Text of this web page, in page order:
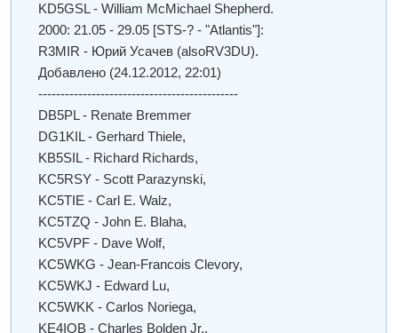
KD5GSL - William McMichael Shepherd.
2000: 21.05 - 29.05 [STS-? - "Atlantis"]:
R3MIR - Юрий Усачев (alsoRV3DU).
Добавлено (24.12.2012, 22:01)
---------------------------------------------
DB5PL - Renate Bremmer
DG1KIL - Gerhard Thiele,
KB5SIL - Richard Richards,
KC5RSY - Scott Parazynski,
KC5TIE - Carl E. Walz,
KC5TZQ - John E. Blaha,
KC5VPF - Dave Wolf,
KC5WKG - Jean-Francois Clevory,
KC5WKJ - Edward Lu,
KC5WKK - Carlos Noriega,
KE4IQB - Charles Bolden Jr.,